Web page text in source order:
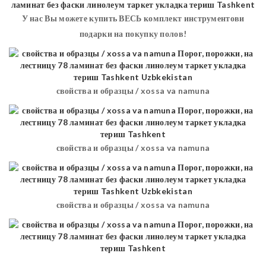
У нас Вы можете купить ВЕСЬ комплект инструментови
подарки на покупку полов!
свойства и образцы / xossa va namuna
свойства и образцы / xossa va namuna
свойства и образцы / xossa va namuna